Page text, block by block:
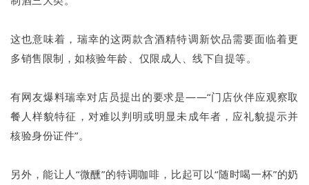
这也意味着，瑞幸的这两款含酒精特调新饮品需要面临着更
多销售限制，如核验年龄、仅限成人、线下自提等。
有网友爆料瑞幸对店员提出的要求是——“门店伙伴应观察取
餐人样貌特征，对难以判明或明显未成年者，应礼貌提示并
核验身份证件”。
另外，能让人“微醺”的特调咖啡，比起可以“随时喝一杯”的奶